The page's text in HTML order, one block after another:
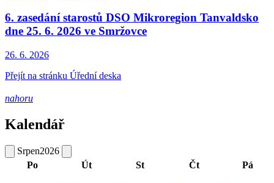
6. zasedání starostů DSO Mikroregion Tanvaldsko
dne 25. 6. 2026 ve Smržovce
26. 6. 2026
Přejít na stránku Úřední deska
nahoru
Kalendář
Srpen2026
Po
Út St Čt Pá